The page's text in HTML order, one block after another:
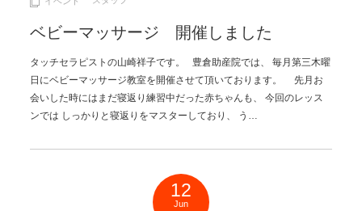
ベビーマッサージ 開催しました
タッチセラピストの山崎祥子です。 豊倉助産院では、 毎月第三木曜
日にベビーマッサージ教室を開催させて頂いております。 先月お
会いした時にはまだ寝返り練習中だった赤ちゃんも、 今回のレッス
ンでは しっかりと寝返りをマスターしており、 う…
12
Jun